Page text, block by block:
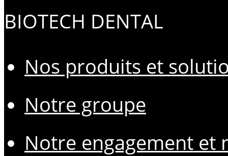
BIOTECH DENTAL
Nos produits et
Notre groupe
Notre engagement et